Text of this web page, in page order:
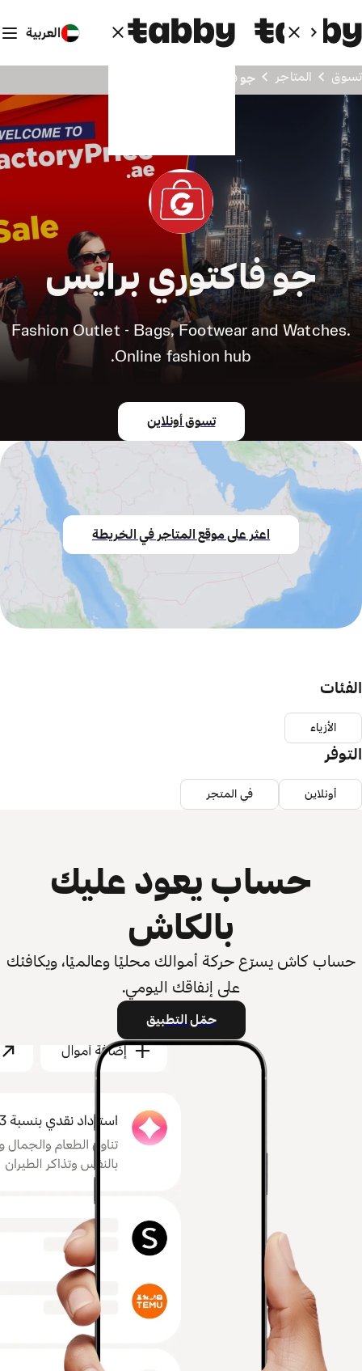
العربية
تسوق المتاجر جو فاكتوري برايس
جو فاكتوري برايس
Fashion Outlet - Bags, Footwear and Watches.
Online fashion hub.
تسوق أونلاين
اعثر على موقع المتاجر في الخريطة
الفئات
الأزياء
التوفر
أونلاين في المتجر
حساب يعود عليك
بالكاش
حساب كاش يسرّع حركة أموالك محليًا وعالميًا، ويكافئك
على إنفاقك اليومي.
حمّل التطبيق